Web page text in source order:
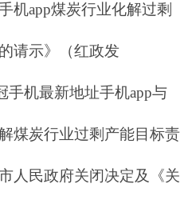
机app煤炭行业化解过剩
请示》（红政发
手机最新地址手机app与
煤炭行业过剩产能目标责
人民政府关闭决定及《关